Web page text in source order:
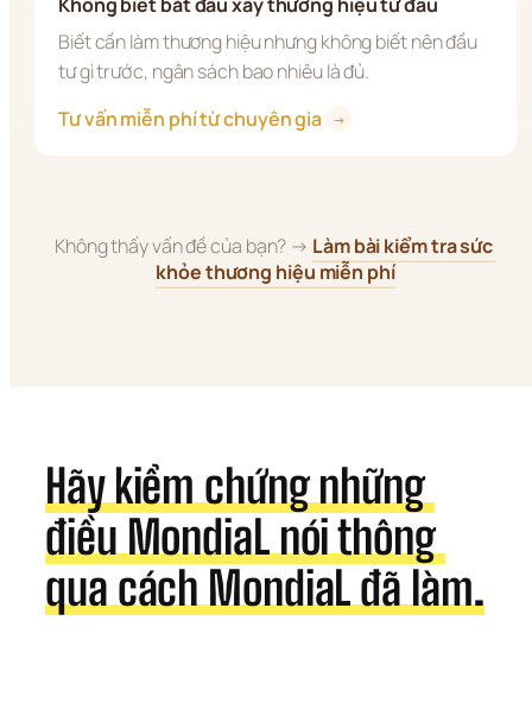
Biết cần làm thương hiệu nhưng không biết nên đầu
tư gì trước, ngân sách bao nhiêu là đủ.
Tư vấn miễn phí từ chuyên gia
→
Không thấy vấn đề của bạn? → Làm bài kiểm tra sức
khỏe thương hiệu miễn phí
Hãy kiểm chứng những
điều MondiaL nói thông
qua cách MondiaL đã làm.